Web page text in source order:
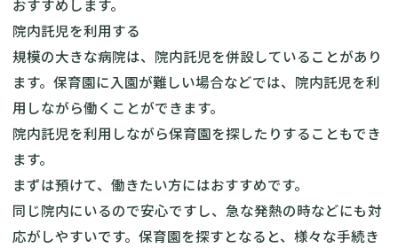
おすすめします。
院内託児を利用する
規模の大きな病院は、院内託児を併設していることがあり
ます。保育園に入園が難しい場合などでは、院内託児を利
用しながら働くことができます。
院内託児を利用しながら保育園を探したりすることもでき
ます。
まずは預けて、働きたい方にはおすすめです。
同じ院内にいるので安心ですし、急な発熱の時などにも対
応がしやすいです。保育園を探すとなると、様々な手続き